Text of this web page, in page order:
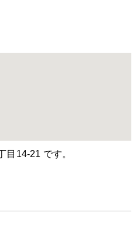
目14-21 です。